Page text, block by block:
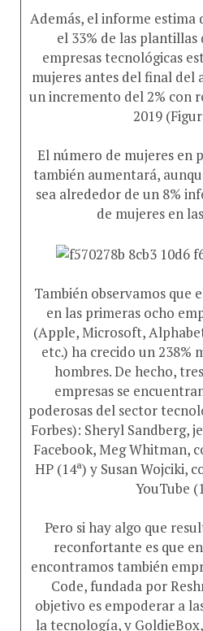
Además, el informe estima
el 33% de las plantillas
empresas tecnológicas
mujeres antes del final del
un incremento del 2% con
2019
El número de mujeres en
también aumentará,
sea alrededor de un 8%
de mujeres en
También observamos que
en las primeras ocho
(Apple, Microsoft,
etc.) ha crecido un 238%
hombres. De hecho,
empresas se
poderosas del sector
Forbes): Sheryl Sandberg,
Facebook, Meg Whitman,
HP (14ª) y Susan Wojciki,
YouTube
Pero si hay algo que
reconfortante es que
encontramos también
Code, fundada por
objetivo es empoderar a
la tecnología, y